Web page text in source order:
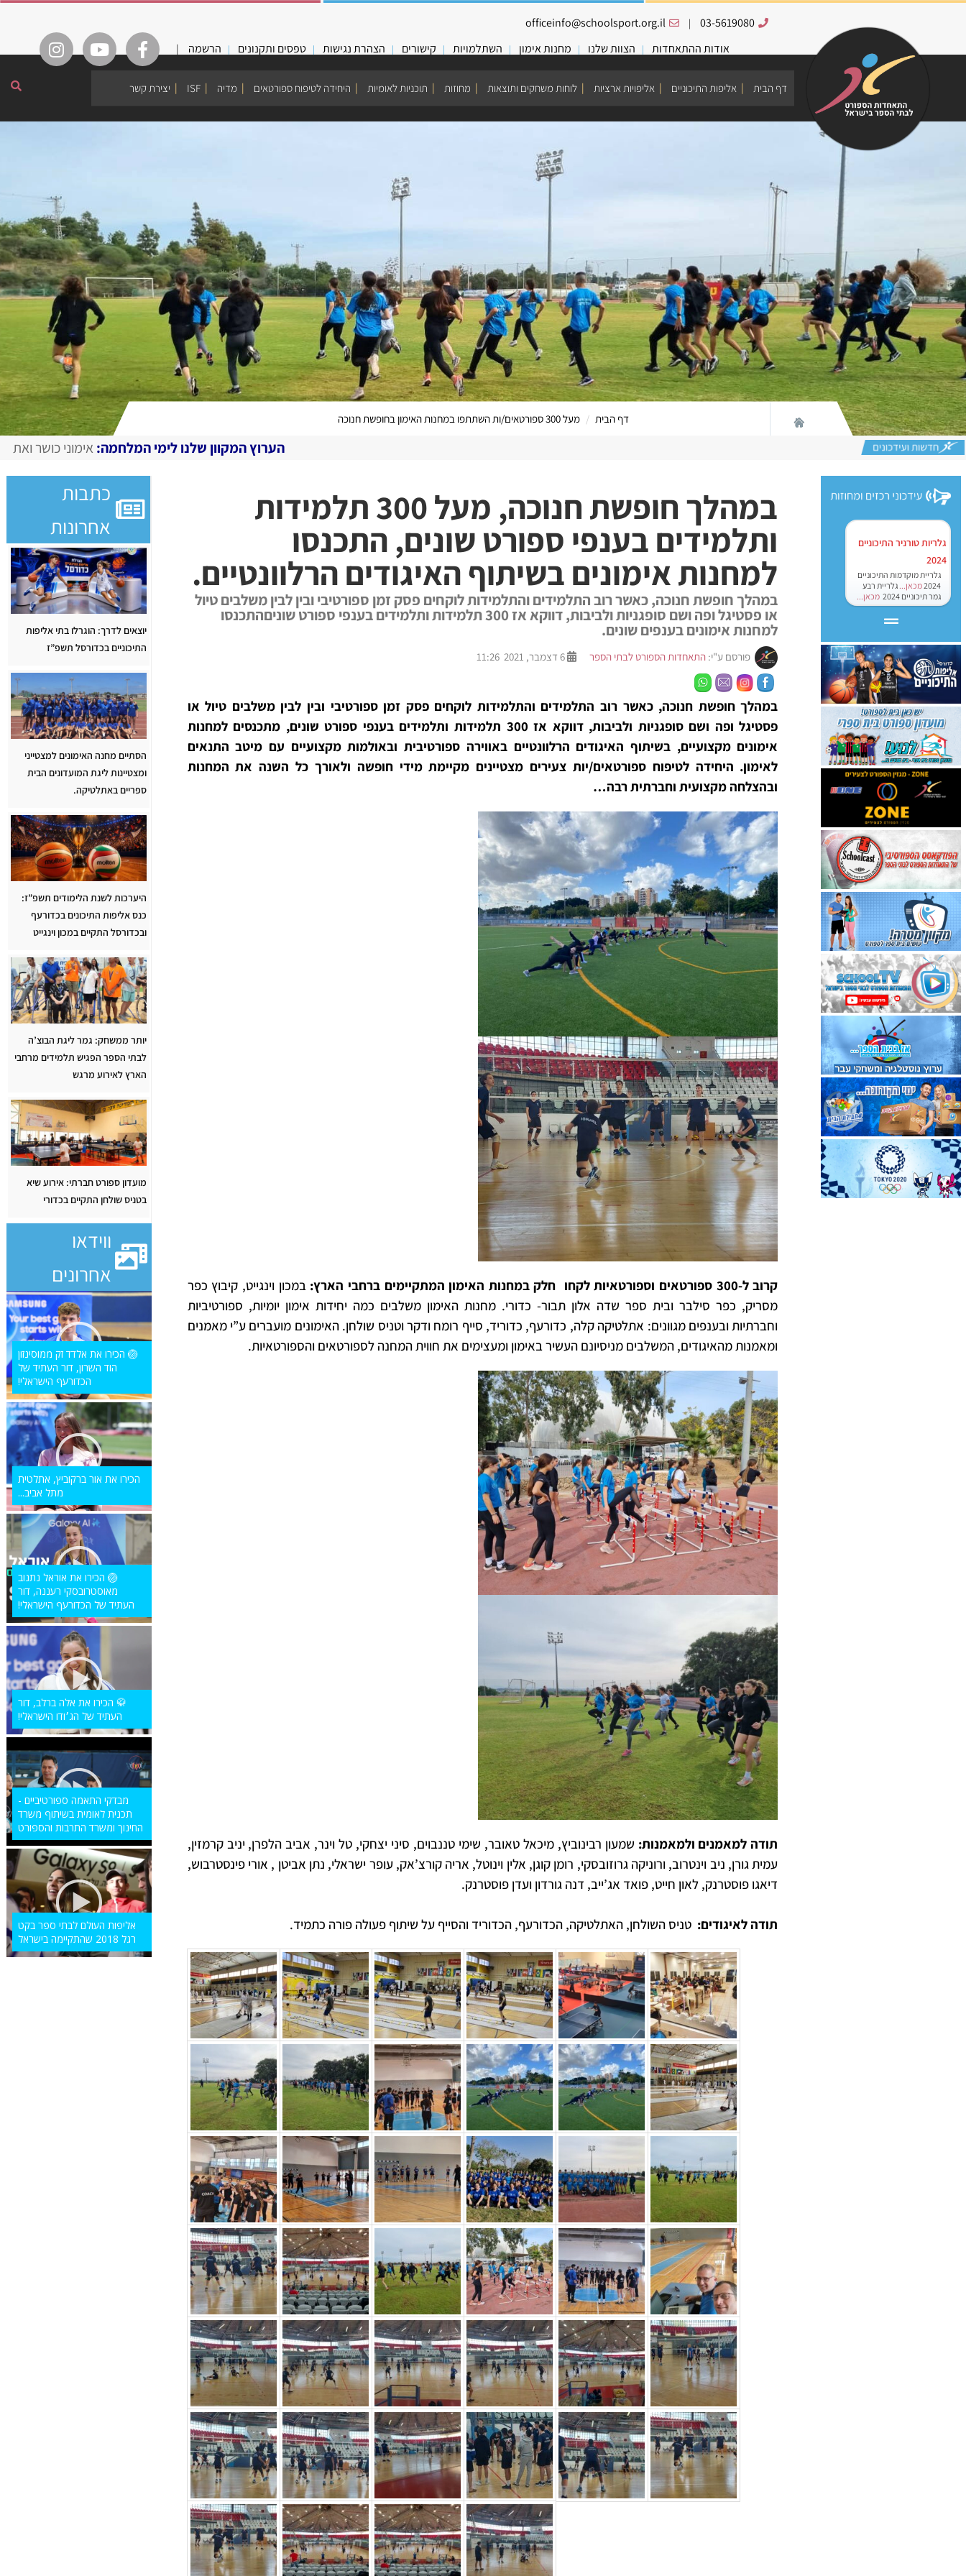
03-5619080
|
officeinfo@schoolsport.org.il
אודות ההתאחדות
הצוות שלנו מחנות אימון השתלמויות קישורים הצהרת נגישות טפסים ותקנונים הרשמה |
דף הבית אליפות התיכוניים אליפויות ארציות לוחות משחקים ותוצאות מחוזות תוכניות לאומיות היחידה לטיפוח ספורטאים מדיה ISF יצירת קשר
דף הבית מעל 300 ספורטאים/ות השתתפו במחנות האימון בחופשת חנוכה
הערוץ המקוון שלנו לימי המלחמה:אימוני כושר ואתגרים מצולמים,
גלריות טורניר התיכוניים
2024
גלריית מוקדמות התיכוניים
2024מכאן... גלריית רבע
גמר תיכוניים 2024
מכאן...
במהלך חופשת חנוכה, מעל 300 תלמידות
ותלמידים בענפי ספורט שונים, התכנסו
למחנות אימונים בשיתוף האיגודים הרלוונטיים.
במהלך חופשת חנוכה, כאשר רוב התלמידים והתלמידות לוקחים פסק זמן ספורטיבי ובין לבין משלבים טיול
או פסטיגל ופה ושם סופגניות ולביבות, דווקא אז 300 תלמידות ותלמידים בענפי ספורט שוניםהתכנסו
למחנות אימונים בענפים שונים.
פורסם ע"י: התאחדות הספורט לבתי הספר 6 דצמבר, 2021 11:26
במהלך חופשת חנוכה, כאשר רוב התלמידים והתלמידות לוקחים פסק זמן ספורטיבי ובין לבין משלבים טיול או
פסטיגל ופה ושם סופגניות ולביבות, דווקא אז 300 תלמידות ותלמידים בענפי ספורט שונים, מתכנסים למחנות
אימונים מקצועיים, בשיתוף האיגודים הרלוונטיים באווירה ספורטיבית ובאולמות מקצועיים עם מיטב התנאים
לאימון. היחידה לטיפוח ספורטאים/יות צעירים מצטיינים מקיימת מידי חופשה ולאורך כל השנה את המחנות
ובהצלחה מקצועית וחברתית רבה…
קרוב ל-300 ספורטאים וספורטאיות לקחו חלק במחנות האימון המתקיימים ברחבי הארץ:
במכון וינגייט, קיבוץ כפר
מסריק, כפר סילבר ובית ספר שדה אלון תבור- כדורי. מחנות האימון משלבים כמה יחידות אימון יומיות, ספורטיביות
וחברתיות ובענפים מגוונים: אתלטיקה קלה, כדורעף, כדוריד, סייף רומח ודקר וטניס שולחן. האימונים מועברים ע”י מאמנים
ומאמנות מהאיגודים, המשלבים מניסיונם העשיר באימון ומעצימים את חווית המחנה לספורטאים והספורטאיות.
תודה למאמנים ולמאמנות: שמעון רבינוביץ, מיכאל טאובר, שימי טננבוים, סיני יצחקי, טל וינר, אביב הלפרן, יניב קרמזין,
עמית גורן, ניב וינטרוב, ורוניקה גרוזובסקי, רומן קוגן, אלין וינוטל, אריה קורצ’אק, עופר ישראלי, נתן אביטן , אורי פינסטרבוש,
דיאגו פוסטרנק, לאון חייט, פואד אג’ייב, דנה גורדון ועדן פוסטרנק.
תודה לאיגודים: טניס השולחן, האתלטיקה, הכדורעף, הכדוריד והסייף על שיתוף פעולה פורה כתמיד.
כתבות
אחרונות
יוצאים לדרך: הוגרלו בתי אליפות
התיכוניים בכדורסל תשפ”ז
הסתיים מחנה האימונים למצטייני
ומצטיינות ליגת המועדונים הבית
ספריים באתלטיקה.
היערכות לשנת הלימודים תשפ”ז:
כנס אליפות התיכונים בכדורעף
ובכדורסל התקיים במכון וינגייט
יותר ממשחק: גמר ליגת הבוצ’ה
לבתי הספר הפגיש תלמידים מרחבי
הארץ לאירוע מרגש
מועדון ספורט חברתי: אירוע שיא
בטניס שולחן התקיים בכדורי
ווידאו
אחרונים
🏐 הכירו את אלדד זק ממוסינזון
הוד השרון, דור העתיד של
הכדורעף הישראלי!
הכירו את אור ברקוביץ, אתלטית
מתל אביב...
🏐 הכירו את אוראל נתנוב
מאוסטרובסקי רעננה, דור
העתיד של הכדורעף הישראלי!
🥋 הכירו את אלה ברלב, דור
העתיד של הג׳ודו הישראלי!
מבדקי התאמה ספורטיביים -
תכנית לאומית בשיתוף משרד
החינוך ומשרד התרבות והספורט
אליפות העולם לבתי ספר בקט
רגל 2018 שהתקיימה בישראל